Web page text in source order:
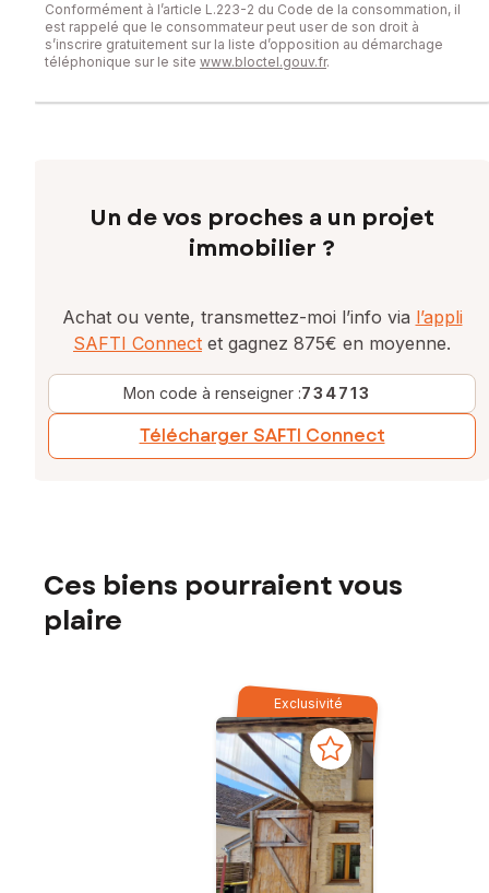
Conformément à l’article L.223-2 du Code de la consommation, il
est rappelé que le consommateur peut user de son droit à
s’inscrire gratuitement sur la liste d’opposition au démarchage
téléphonique sur le site www.bloctel.gouv.fr.
Un de vos proches a un projet
immobilier ?
Achat ou vente, transmettez-moi l’info via l’appli
SAFTI Connect et gagnez 875€ en moyenne.
Mon code à renseigner :734713
Télécharger SAFTI Connect
Ces biens pourraient vous
plaire
Exclusivité